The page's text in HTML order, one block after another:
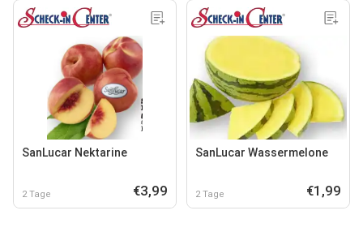
SanLucar Nektarine
2 Tage €3,99
SanLucar Wassermelone
2 Tage €1,99